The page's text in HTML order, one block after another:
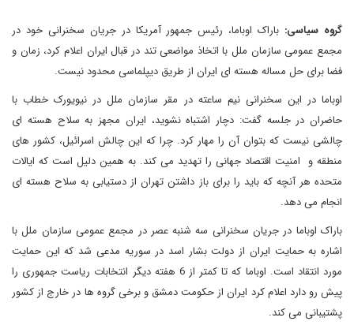
گروه سیاسی: باراک اوباما، رئیس جمهور آمریکا در جریان سخنرانی خود در
مجمع عمومی سازمان ملل با اتخاذ مواضعی تند در قبال ایران اعلام کرد، زمان و
فضا برای حل مساله هسته ای ایران از طریق دیپلماسی محدود نیست.
اوباما در این سخنرانی نیم ساعته در مقر سازمان ملل در نیویورک خطاب با
حاضران در جلسه گفت: دچار اشتباه نشوید، ایران مجهز به سلاح هسته ای
چالشی نیست که بتوان آن را مهار کرد. چرا که این چالش اسرائیل، کشور های
منطقه و امنیت اقتصاد جهانی را تهدید می کند. به همین دلیل است که ایالات
متحده هر آنچه که باید را برای باز داشتن تهران از دستیابی به سلاح هسته ای
انجام می دهد.
باراک اوباما در جریان سخنرانی سه شنبه عصر در مجمع عمومی سازمان ملل با
اشاره به حمایت ایران از دولت بشار اسد در سوریه مدعی شد که این حمایت
مورد انتقاد است. اوباما که تا کمتر از 6 هفته دیگر انتخابات ریاست جمهوری را
پیش رو دارد اعلام کرد ایران از حکومت دمشق و برخی گروه ها در خارج از کشور
پشتیبانی می کند.